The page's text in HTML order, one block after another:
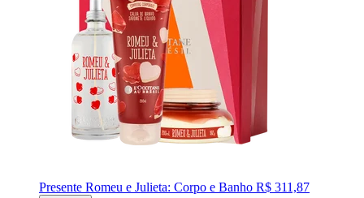
Presente Romeu e Julieta: Corpo e Banho R$ 311,87